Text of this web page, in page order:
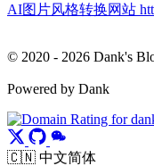
AI图片风格转换网站
© 2020 - 2026 Dank's
Powered by Dank
🇨🇳 中文简体